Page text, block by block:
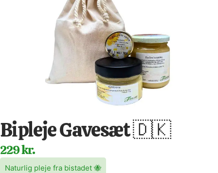
Bipleje Gavesæt 🇩🇰
229 kr.
Naturlig pleje fra bistadet 🐝